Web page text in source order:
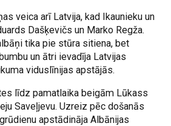
veica arī Latvija, kad Ikaunieku un
Dašķevičs un Marko Regža.
tika pie stūra sitiena, bet
un ātri ievadīja Latvijas
viduslīnijas apstājās.
līdz pamatlaika beigām Lūkass
Saveļjevu. Uzreiz pēc došanās
apstādināja Albānijas